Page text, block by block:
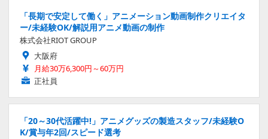
「長期で安定して働く」アニメーション動画制作クリエイタ
ー/未経験OK/解説用アニメ動画の制作
株式会社RIOT GROUP
大阪府
月給30万6,300円～60万円
正社員
「20～30代活躍中!」アニメグッズの製造スタッフ/未経験O
K/賞与年2回/スピード選考